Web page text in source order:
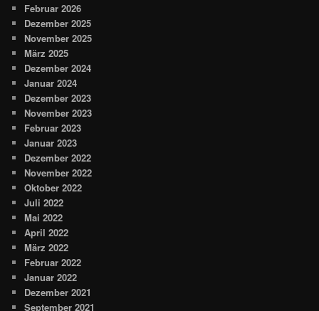
Februar 2026
Dezember 2025
November 2025
März 2025
Dezember 2024
Januar 2024
Dezember 2023
November 2023
Februar 2023
Januar 2023
Dezember 2022
November 2022
Oktober 2022
Juli 2022
Mai 2022
April 2022
März 2022
Februar 2022
Januar 2022
Dezember 2021
September 2021